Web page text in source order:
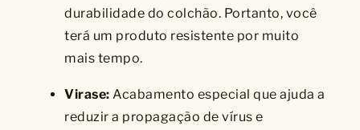
durabilidade do colchão. Portanto, você
terá um produto resistente por muito
mais tempo.
Virase: Acabamento especial que ajuda a
reduzir a propagação de vírus e